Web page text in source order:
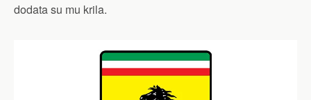
dodata su mu krila.